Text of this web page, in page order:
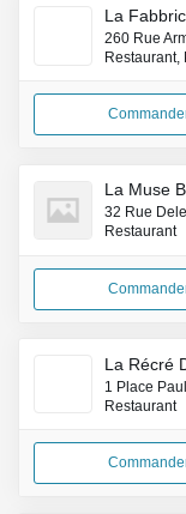
La
260 Rue
Restaurant,
La Muse
32 Rue
Restaurant
La Récré
1 Place
Restaurant